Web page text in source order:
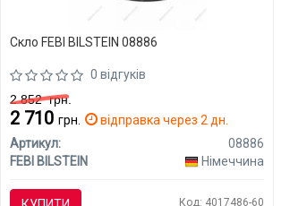
Скло FEBI BILSTEIN 08886
0 відгуків
2 852грн.
2 710грн.
відправка через 2 дн.
Артикул:
08886
FEBI BILSTEIN
Німеччина
Код: 4017486-60